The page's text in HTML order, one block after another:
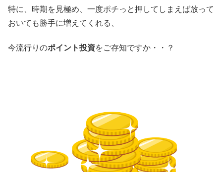
特に、時期を見極め、一度ポチっと押してしまえば放って
おいても勝手に増えてくれる、
今流行りのポイント投資をご存知ですか・・？